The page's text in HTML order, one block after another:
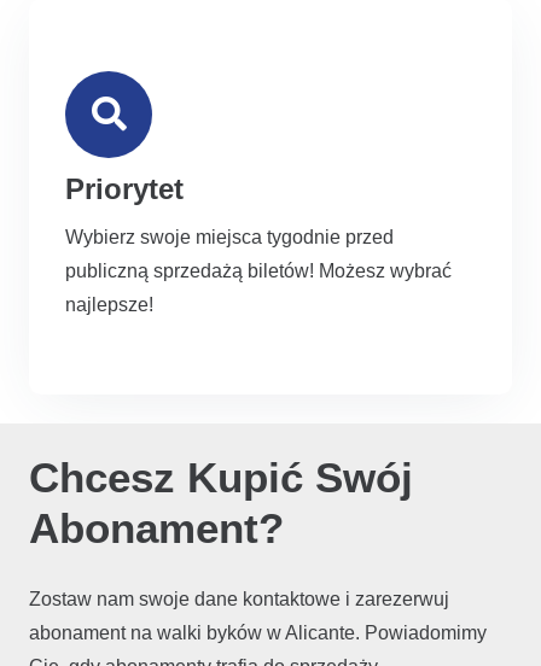
Priorytet
Wybierz swoje miejsca tygodnie przed
publiczną sprzedażą biletów! Możesz wybrać
najlepsze!
Chcesz Kupić Swój
Abonament?
Zostaw nam swoje dane kontaktowe i zarezerwuj
abonament na walki byków w Alicante. Powiadomimy